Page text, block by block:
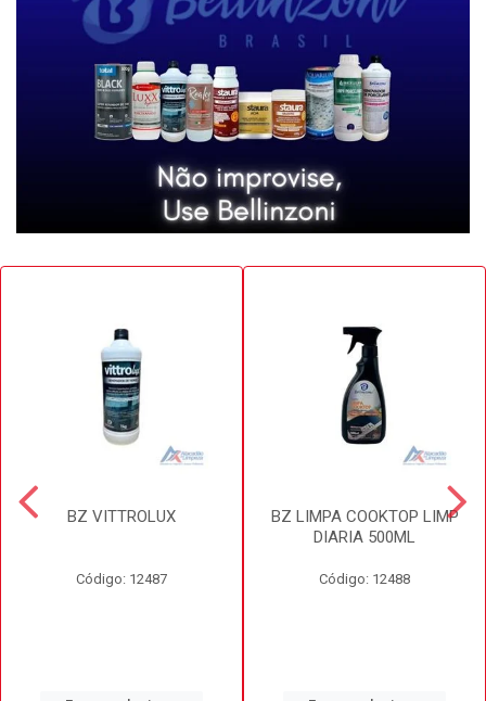
BZ VITTROLUX
Código: 12487
BZ LIMPA COOKTOP LIMP
DIARIA 500ML
Código: 12488